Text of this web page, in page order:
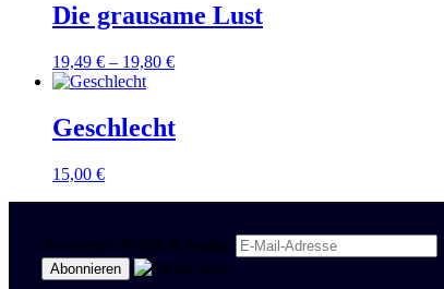
Die grausame Lust
19,49 € – 19,80 €
Geschlecht
15,00 €
Newsletter Politik & Kultur